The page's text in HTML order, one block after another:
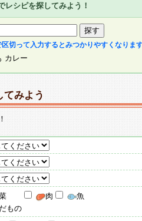
レシピを探してみよう！
切って入力するとみつかりやすくなりま
レー
てみよう
肉
魚
もの